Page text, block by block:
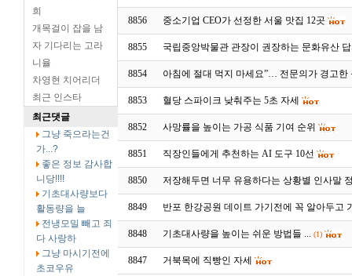
희
개목걸이 잡을 남
자 기다리는 고라
니율
차영현 치어리더
최근 인스타
최근댓글
그냥 죽으라는건
가...?
좋은 정보 감사합
니당!!!!
기초대사량보다
활동량을 늘
전냉모밀 빼고 죄
다 사랑하
그냥 마시기전에
초코우유
8856 중소기업 CEO가 선정한 서울 맛집 12곳
8855 국립중앙박물관 관장이 권장하는 문화유산
8854 아침에 절대 먹지 마세요”… 전문의가 경고한
8853 혈당 스파이크 낮춰주는 5초 자세
8852 사망률을 높이는 가공 식품 기여 순위
8851 직장인들에게 추천하는 AI 도구 10선
8850 저장해두면 너무 유용하다는 상황별 인사말
8849 반포 한강공원 데이트 가기전에 꼭 알아두고
8848 기초대사량을 높이는 쉬운 방법들 ... (1)
8847 거북목에 직빵인 자세